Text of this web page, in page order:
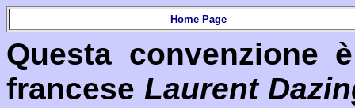
Home Page
Questa convenzione
francese Laurent